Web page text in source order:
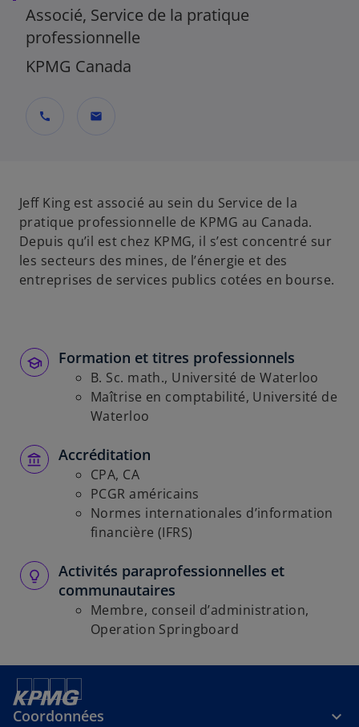
Associé, Service de la pratique
professionnelle
KPMG Canada
call mail
Jeff King est associé au sein du Service de la
pratique professionnelle de KPMG au Canada.
Depuis qu’il est chez KPMG, il s’est concentré sur
les secteurs des mines, de l’énergie et des
entreprises de services publics cotées en bourse.
Formation et titres professionnels
B. Sc. math., Université de Waterloo
Maîtrise en comptabilité, Université de
Waterloo
Accréditation
CPA, CA
PCGR américains
Normes internationales d’information
financière (IFRS)
Activités paraprofessionnelles et
communautaires
Membre, conseil d’administration,
Operation Springboard
Coordonnées